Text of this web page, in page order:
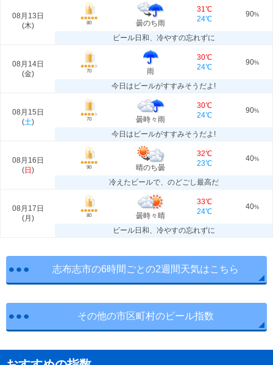
08月13日
(木) 80 曇のち雨
31℃
24℃
90%
ビール日和、冷やすの忘れずに
08月14日
(金) 70 雨
30℃
24℃
90%
今日はビールがすすみそうだよ!
08月15日
(土) 70 曇時々雨
30℃
24℃
90%
今日はビールがすすみそうだよ!
08月16日
(日 ) 90 晴のち曇
32℃
23℃
40%
冷えたビールで、のどごし最高だ
08月17日
(月 ) 80 曇時々晴
33℃
24℃
40%
ビール日和、冷やすの忘れずに
志布志市の6時間ごとの2週間天気はこちら
その他の市区町村のビール指数